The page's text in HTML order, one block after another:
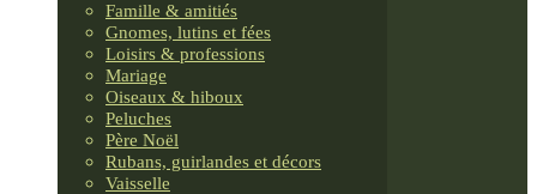
Famille & amitiés
Gnomes, lutins et fées
Loisirs & professions
Mariage
Oiseaux & hiboux
Peluches
Père Noël
Rubans, guirlandes et décors
Vaisselle